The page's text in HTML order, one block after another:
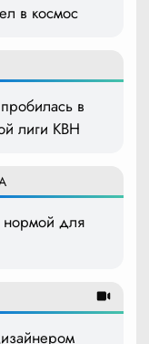
в космос
в
лиги КВН
нормой для